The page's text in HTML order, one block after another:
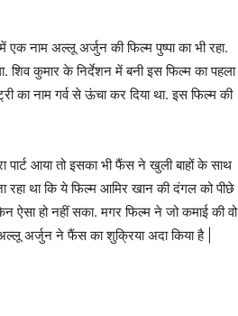
नाम अल्लू अर्जुन की फिल्म पुष्पा का भी रहा.
शिव कुमार के निर्देशन में बनी इस फिल्म का पहला
का नाम गर्व से ऊंचा कर दिया था. इस फिल्म की
पार्ट आया तो इसका भी फैंस ने खुली बाहों के साथ
था कि ये फिल्म आमिर खान की दंगल को पीछे
ऐसा हो नहीं सका. मगर फिल्म ने जो कमाई की वो
अर्जुन ने फैंस का शुक्रिया अदा किया है |